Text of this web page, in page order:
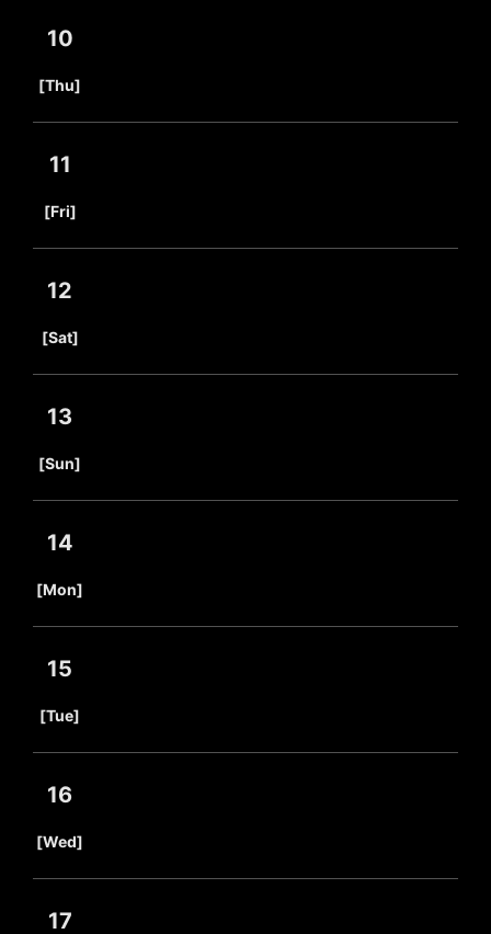
10
[Thu]
11
[Fri]
12
[Sat]
13
[Sun]
14
[Mon]
15
[Tue]
16
[Wed]
17